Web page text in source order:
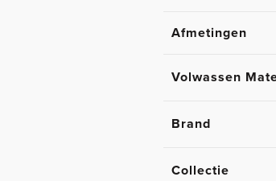
Afmetingen
Volwassen
Brand
Collectie